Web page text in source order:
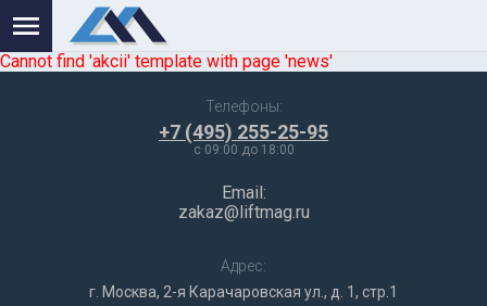
Cannot find 'akcii' template with page 'news'
Телефоны:
+7 (495) 255-25-95
c 09:00 до 18:00
Email:
zakaz@liftmag.ru
Адрес:
г. Москва, 2-я Карачаровская ул., д. 1, стр.1